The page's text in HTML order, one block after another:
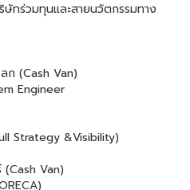
ทร่วมทุนและสายนวัตกรรมทาง
ก (Cash Van)
Engineer
Strategy &Visibility)
(Cash Van)